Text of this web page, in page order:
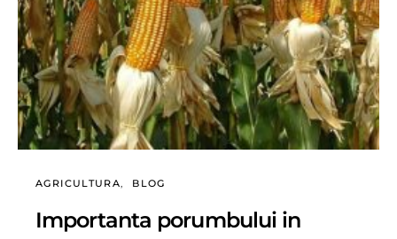
AGRICULTURA BLOG
Importanta porumbului in